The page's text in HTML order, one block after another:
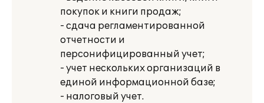
покупок и книги продаж;
- сдача регламентированной
отчетности и
персонифицированный учет;
- учет нескольких организаций в
единой информационной базе;
- налоговый учет.